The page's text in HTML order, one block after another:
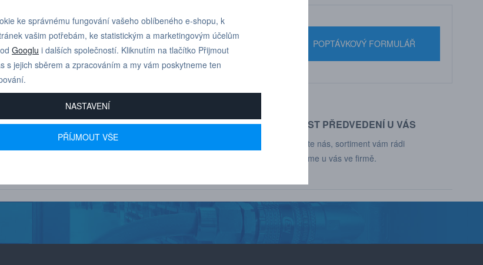
dotazy
volejte
+420 731 517 942 POPTÁVKOVÝ FORMULÁŘ
AUTORIZOVANÝ DEALER
Značek CEJN, Gison, Ingersoll Rand, Deprag,
MOŽNOST PŘEDVEDENÍ U VÁS
Kontaktujte nás, sortiment vám rádi
představíme u vás ve firmě.
ke správnému fungování vašeho oblíbeného e-shopu, k
vašim potřebám, ke statistickým a marketingovým účelům
Googlu i dalších společností. Kliknutím na tlačítko Přijmout
s jejich sběrem a zpracováním a my vám poskytneme ten
NASTAVENÍ
PŘÍJMOUT VŠE